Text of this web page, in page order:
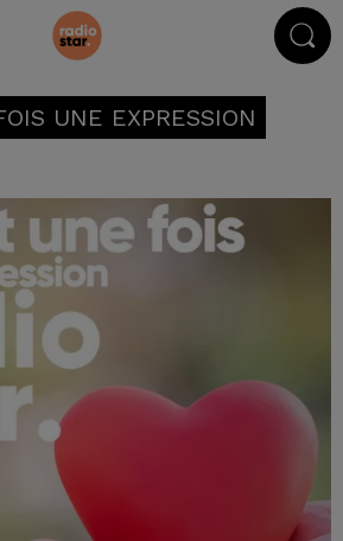
UNE EXPRESSION